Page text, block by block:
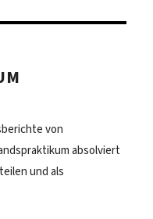
von
absolviert
und als